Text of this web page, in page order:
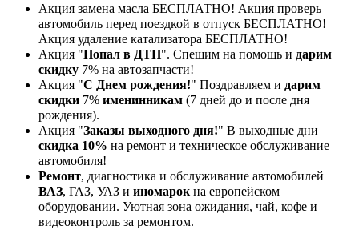
Акция замена масла БЕСПЛАТНО! Акция проверь
автомобиль перед поездкой в отпуск БЕСПЛАТНО!
Акция удаление катализатора БЕСПЛАТНО!
Акция "Попал в ДТП". Спешим на помощь и дарим
скидку 7% на автозапчасти!
Акция "С Днем рождения!" Поздравляем и дарим
скидки 7% именинникам (7 дней до и после дня
рождения).
Акция "Заказы выходного дня!" В выходные дни
скидка 10% на ремонт и техническое обслуживание
автомобиля!
Ремонт, диагностика и обслуживание автомобилей
ВАЗ, ГАЗ, УАЗ и иномарокна европейском
оборудовании. Уютная зона ожидания, чай, кофе и
видеоконтроль за ремонтом.